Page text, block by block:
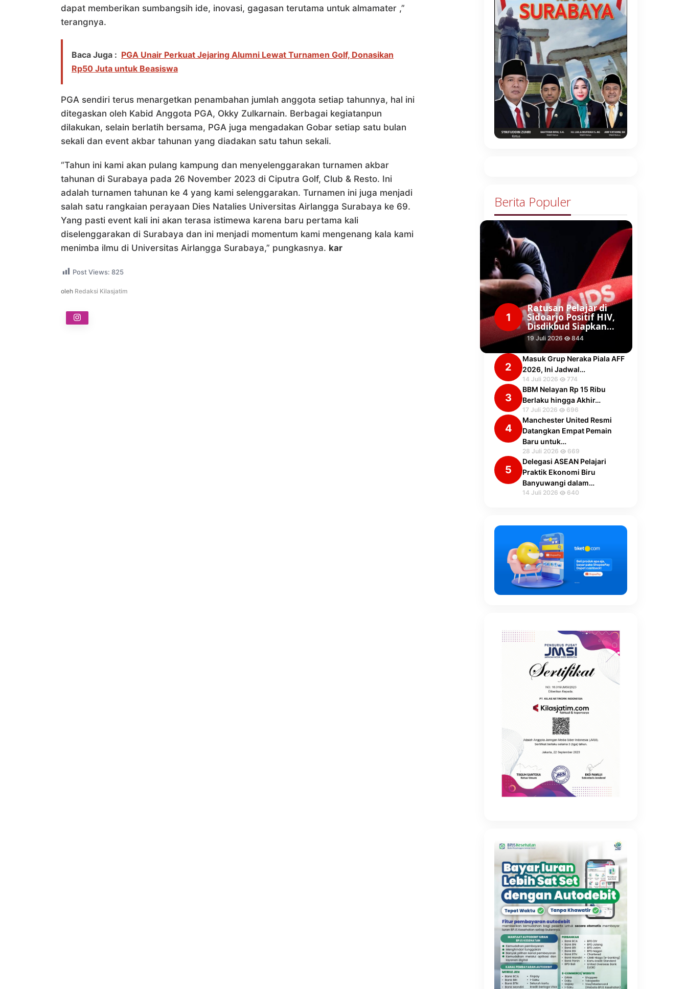
dapat memberikan sumbangsih ide, inovasi, gagasan terutama untuk almamater ,”
terangnya.
Baca Juga : PGA Unair Perkuat Jejaring Alumni Lewat Turnamen Golf, Donasikan
Rp50 Juta untuk Beasiswa
PGA sendiri terus menargetkan penambahan jumlah anggota setiap tahunnya, hal ini
ditegaskan oleh Kabid Anggota PGA, Okky Zulkarnain. Berbagai kegiatanpun
dilakukan, selain berlatih bersama, PGA juga mengadakan Gobar setiap satu bulan
sekali dan event akbar tahunan yang diadakan satu tahun sekali.
“Tahun ini kami akan pulang kampung dan menyelenggarakan turnamen akbar
tahunan di Surabaya pada 26 November 2023 di Ciputra Golf, Club & Resto. Ini
adalah turnamen tahunan ke 4 yang kami selenggarakan. Turnamen ini juga menjadi
salah satu rangkaian perayaan Dies Natalies Universitas Airlangga Surabaya ke 69.
Yang pasti event kali ini akan terasa istimewa karena baru pertama kali
diselenggarakan di Surabaya dan ini menjadi momentum kami mengenang kala kami
menimba ilmu di Universitas Airlangga Surabaya,” pungkasnya. kar
Post Views: 825
oleh Redaksi Kilasjatim
Berita Populer
1
Ratusan Pelajar di
Sidoarjo Positif HIV,
Disdikbud Siapkan…
19 Juli 2026 844
2
Masuk Grup Neraka Piala AFF
2026, Ini Jadwal…
14 Juli 2026 774
3
BBM Nelayan Rp 15 Ribu
Berlaku hingga Akhir…
17 Juli 2026 696
4
Manchester United Resmi
Datangkan Empat Pemain
Baru untuk…
28 Juli 2026 669
5
Delegasi ASEAN Pelajari
Praktik Ekonomi Biru
Banyuwangi dalam…
14 Juli 2026 640